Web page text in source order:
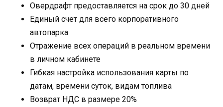
Овердрафт предоставляется на срок до 30 дней
Единый счет для всего корпоративного
автопарка
Отражение всех операций в реальном времени
в личном кабинете
Гибкая настройка использования карты по
датам, времени суток, видам топлива
Возврат НДС в размере 20%